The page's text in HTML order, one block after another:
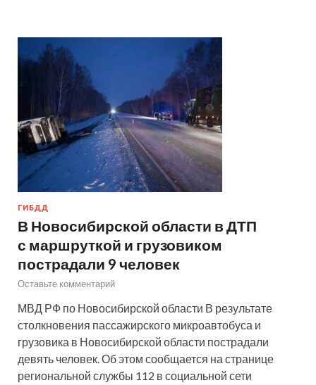
ГИБДД
В Новосибирской области в ДТП
с маршруткой и грузовиком
пострадали 9 человек
Оставьте комментарий
МВД РФ по Новосибирской области В результате
столкновения пассажирского микроавтобуса и
грузовика в Новосибирской области пострадали
девять человек. Об этом сообщается на странице
региональной службы 112 в социальной сети